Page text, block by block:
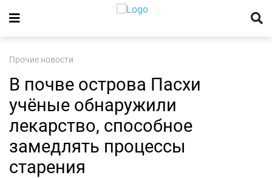
Прочие новости
В почве острова Пасхи
учёные обнаружили
лекарство, способное
замедлять процессы
старения